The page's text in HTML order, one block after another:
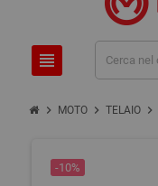
view_headline
chevron_right MOTO chevron_right TELAIO chevron_right
-10%